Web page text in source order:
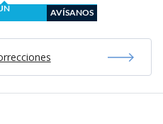
AVÍSANOS